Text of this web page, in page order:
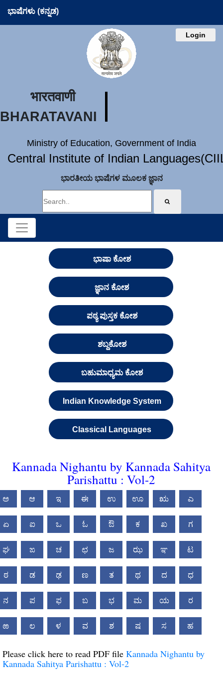
ಭಾಷೆಗಳು (ಕನ್ನಡ)
Login
भारतवाणी
BHARATAVANI
Ministry of Education, Government of India
Central Institute of Indian
ಭಾರತೀಯ ಭಾಷೆಗಳ ಮೂಲಕ ಜ್ಞಾನ
ಭಾಷಾ ಕೋಶ
ಜ್ಞಾನ ಕೋಶ
ಪಠ್ಯ ಪುಸ್ತಕ ಕೋಶ
ಶಬ್ದಕೋಶ
ಬಹುಮಾಧ್ಯಮ ಕೋಶ
Indian Knowledge System
Classical Languages
Kannada Nighantu by Kannada Sahitya
Parishattu : Vol-2
ಅ ಆ ಇ ಈ ಉ ಊ ಋ ಎ
ಏ ಐ ಒ ಓ ಔ ಕ ಖ ಗ
ಘ ಙ ಚ ಛ ಜ ಝ ಞ ಟ
ಠ ಡ ಢ ಣ ತ ಥ ದ ಧ
ನ ಪ ಫ ಬ ಭ ಮ ಯ ರ
ಱ ಲ ಳ ವ ಶ ಷ ಸ ಹ
Please click here to read PDF file Kannada Nighantu by
Kannada Sahitya Parishattu : Vol-2